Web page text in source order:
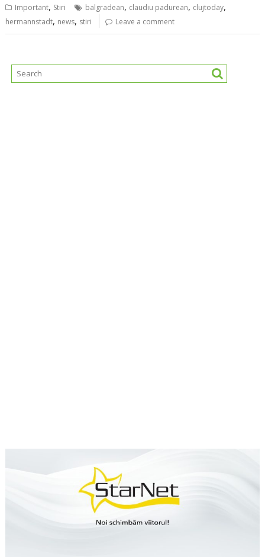
Important, Stiri balgradean, claudiu padurean, clujtoday,
hermannstadt, news, stiri Leave a comment